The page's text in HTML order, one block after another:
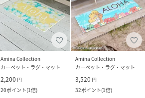
Amina Collection
カーペット・ラグ・マット
2,200 円
20ポイント(1倍)
Amina Collection
カーペット・ラグ・マット
3,520 円
32ポイント(1倍)